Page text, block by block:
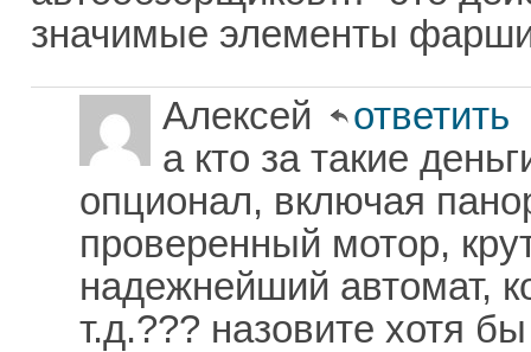
значимые элементы
Алексей
ответить
а кто за такие
опционал, включая
проверенный мотор,
надежнейший автомат,
т.д.??? назовите хотя